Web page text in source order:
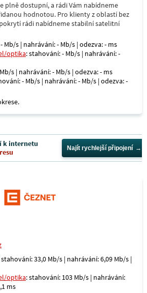
plně dostupní, a rádi Vám nabídneme
hodnotou. Pro klienty z oblastí bez
rádi nabídneme stabilní satelitní
Mb/s | nahrávání: - Mb/s | odezva: - ms
optika: stahování: - Mb/s | nahrávání: -
s | nahrávání: - Mb/s | odezva: - ms
- Mb/s | nahrávání: - Mb/s | odezva: -
k internetu
Najít rychlejší připojení
stahování: 33,0 Mb/s | nahrávání: 6,09 Mb/s |
optika: stahování: 103 Mb/s | nahrávání:
ms